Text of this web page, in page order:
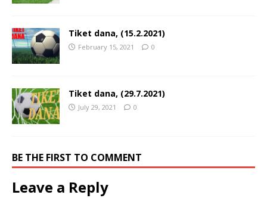
Tiket dana, (15.2.2021)
February 15, 2021 0
Tiket dana, (29.7.2021)
July 29, 2021 0
BE THE FIRST TO COMMENT
Leave a Reply